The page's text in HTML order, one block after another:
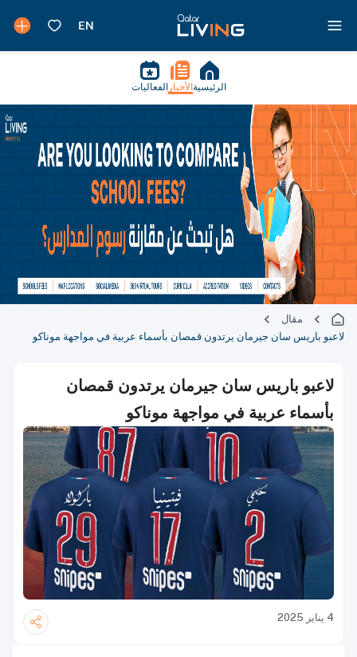
الرئيسية الأخبار الفعاليات
مقال
لاعبو باريس سان جيرمان يرتدون قمصان بأسماء عربية في مواجهة موناكو
لاعبو باريس سان جيرمان يرتدون قمصان
بأسماء عربية في مواجهة موناكو
4 يناير 2025